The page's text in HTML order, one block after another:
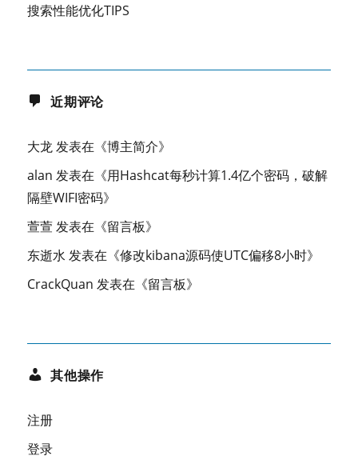
搜索性能优化TIPS
近期评论
大龙发表在《博主简介》
alan 发表在《用Hashcat每秒计算1.4亿个密码，破解
隔壁WIFI密码》
萱萱发表在《留言板》
东逝水 发表在《修改kibana源码使UTC偏移8小时》
CrackQuan 发表在《留言板》
其他操作
注册
登录